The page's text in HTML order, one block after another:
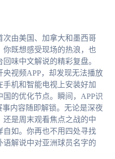
次由美国、加拿大和墨西哥
既想感受现场的热浪，也
味中文解说的精彩复盘。
视频APP，却发现无法播放
机和智能电视上安装好加
的优化节点。瞬间，APP识
内容随即解锁。无论是深夜
还是周末观看焦点之战的中
如。你再也不用四处寻找
解说中对亚洲球员名字的